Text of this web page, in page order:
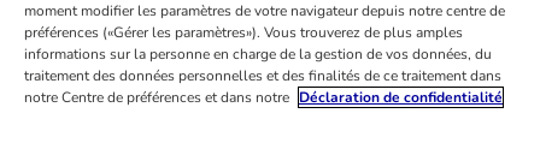
FAQ & Contact
Conditions Générales de Vente
Mentions légales
Sécurité et confidentialité
Dispositions sur l’élimination des déchets
moment modifier les paramètres de votre navigateur depuis notre centre de
préférences («Gérer les paramètres»). Vous trouverez de plus amples
informations sur la personne en charge de la gestion de vos données, du
traitement des données personnelles et des finalités de ce traitement dans
notre Centre de préférences et dans notre Déclaration de confidentialité